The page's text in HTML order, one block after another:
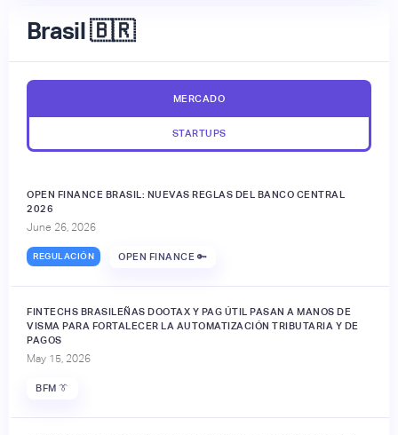
Brasil 🇧🇷
MERCADO
STARTUPS
OPEN FINANCE BRASIL: NUEVAS REGLAS DEL BANCO CENTRAL
2026
June 26, 2026
REGULACIÓN OPEN FINANCE 🔑
FINTECHS BRASILEÑAS DOOTAX Y PAG ÚTIL PASAN A MANOS DE
VISMA PARA FORTALECER LA AUTOMATIZACIÓN TRIBUTARIA Y DE
PAGOS
May 15, 2026
BFM 👔